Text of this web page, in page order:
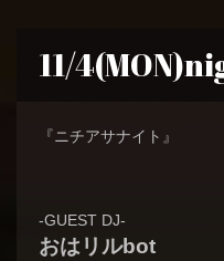
11/
『ニチアサナイト』
-GUEST DJ-
おはリルbot